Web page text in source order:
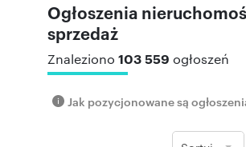
Ogłoszenia
sprzedaż
Znaleziono 103 559 ogłoszeń
Jak pozycjonowane są